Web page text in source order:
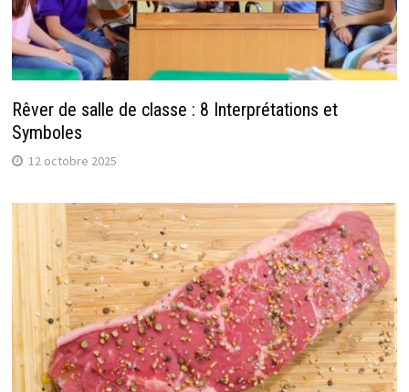
Rêver de salle de classe : 8 Interprétations et
Symboles
12 octobre 2025